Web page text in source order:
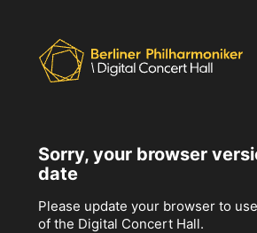
Sorry, your browser
date
Please update your browser to
of the Digital Concert Hall.